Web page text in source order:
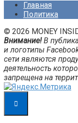
Главная
Политика
© 2026 MONEY
Внимание!В
и логотипы
сети являются
деятельность
запрещена на